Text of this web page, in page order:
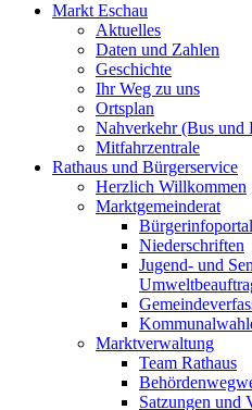
Markt Eschau
Aktuelles
Daten und Zahlen
Geschichte
Ihr Weg zu uns
Ortsplan
Nahverkehr (Bus und
Mitfahrzentrale
Rathaus und Bürgerservice
Herzlich Willkommen
Marktgemeinderat
Bürgerinfoportal
Niederschriften
Jugend- und
Marktverwaltung
Team Rathaus
Satzungen und